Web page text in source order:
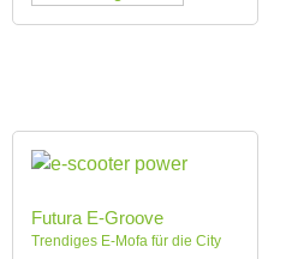
Futura E-Groove
Trendiges E-Mofa für die City